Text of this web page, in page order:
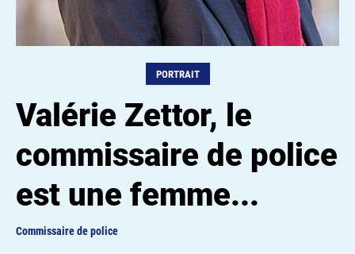
PORTRAIT
Valérie Zettor, le
commissaire de police
est une femme...
Commissaire de police